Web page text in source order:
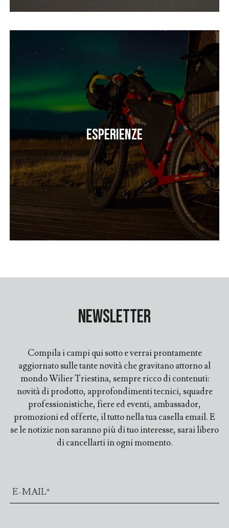
Esperienze
Newsletter
Compila i campi qui sotto e verrai prontamente
aggiornato sulle tante novità che gravitano attorno al
mondo Wilier Triestina, sempre ricco di contenuti:
novità di prodotto, approfondimenti tecnici, squadre
professionistiche, fiere ed eventi, ambassador,
promozioni ed offerte, il tutto nella tua casella email. E
se le notizie non saranno più di tuo interesse, sarai libero
di cancellarti in ogni momento.